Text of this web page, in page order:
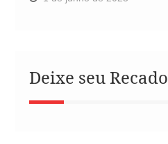
Deixe seu Recado